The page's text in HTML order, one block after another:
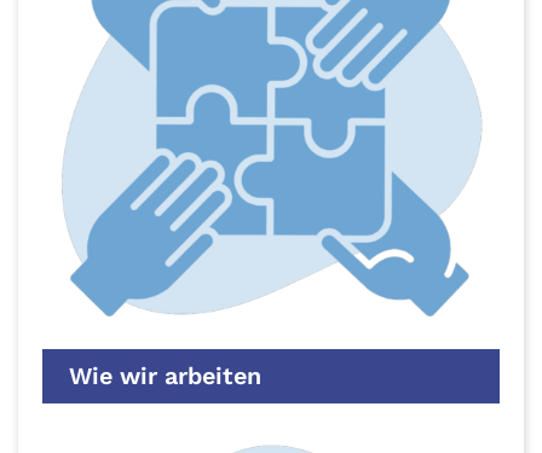
Wie wir arbeiten